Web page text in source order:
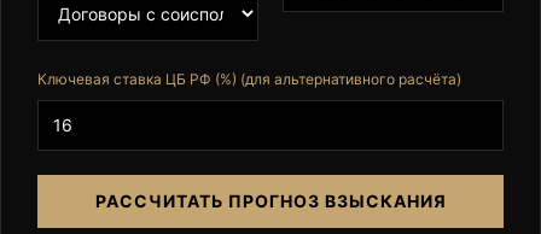
Ключевая ставка ЦБ РФ (%) (для альтернативного расчёта)
РАССЧИТАТЬ ПРОГНОЗ ВЗЫСКАНИЯ